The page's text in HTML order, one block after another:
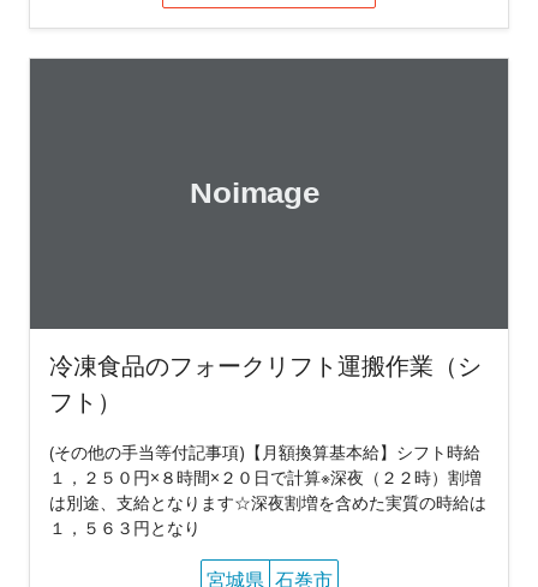
冷凍食品のフォークリフト運搬作業（シ
フト）
(その他の手当等付記事項)【月額換算基本給】シフト時給
１，２５０円×８時間×２０日で計算※深夜（２２時）割増
は別途、支給となります☆深夜割増を含めた実質の時給は
１，５６３円となり
宮城県 石巻市